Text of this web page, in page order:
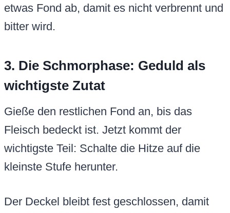
etwas Fond ab, damit es nicht verbrennt und
bitter wird.
3. Die Schmorphase: Geduld als
wichtigste Zutat
Gieße den restlichen Fond an, bis das
Fleisch bedeckt ist. Jetzt kommt der
wichtigste Teil: Schalte die Hitze auf die
kleinste Stufe herunter.
Der Deckel bleibt fest geschlossen, damit